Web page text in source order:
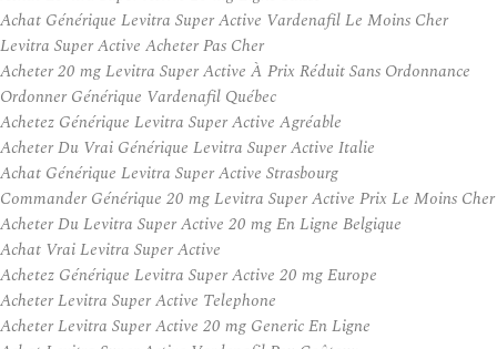
Achat Générique Levitra Super Active Vardenafil Le Moins Cher
Levitra Super Active Acheter Pas Cher
Acheter 20 mg Levitra Super Active À Prix Réduit Sans Ordonnance
Ordonner Générique Vardenafil Québec
Achetez Générique Levitra Super Active Agréable
Acheter Du Vrai Générique Levitra Super Active Italie
Achat Générique Levitra Super Active Strasbourg
Commander Générique 20 mg Levitra Super Active Prix Le Moins Cher
Acheter Du Levitra Super Active 20 mg En Ligne Belgique
Achat Vrai Levitra Super Active
Achetez Générique Levitra Super Active 20 mg Europe
Acheter Levitra Super Active Telephone
Acheter Levitra Super Active 20 mg Generic En Ligne